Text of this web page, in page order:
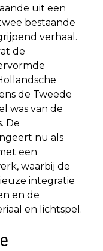
uit een
bestaande
verhaal.
de
de Tweede
was van de
De
nu als
een
waarbij de
integratie
en de
en lichtspel.